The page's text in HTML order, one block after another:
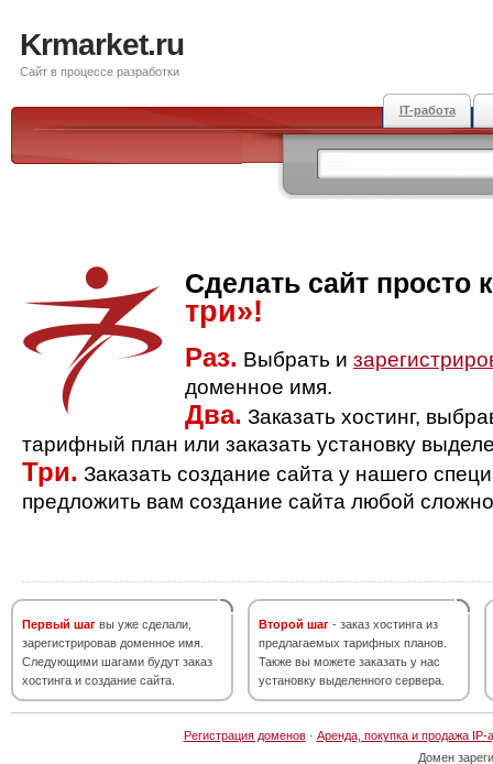
Krmarket.ru
Сайт в процессе разработки
IT-работа
Сделать сайт просто
три»!
Раз. Выбрать и
доменное имя.
Два. Заказать хостинг,
тарифный план или заказать установку
Три. Заказать создание сайта у нашего
предложить вам создание сайта любой
Первый шаг вы уже сделали,
зарегистрировав доменное имя.
Следующими шагами будут заказ
хостинга и создание сайта.
Второй шаг - заказ хостинга из
предлагаемых тарифных планов.
Также вы можете заказать у нас
установку выделенного сервера.
Регистрация доменов· Аренда, покупка и продажа IP-
Домен